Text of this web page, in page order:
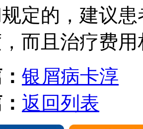
定的，建议
而且治疗费
银屑病卡淳
返回列表